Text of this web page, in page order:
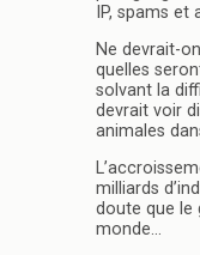
IP, spams
Ne devrait-
quelles
solvant la
devrait voir
animales
milliards
doute que le
monde…